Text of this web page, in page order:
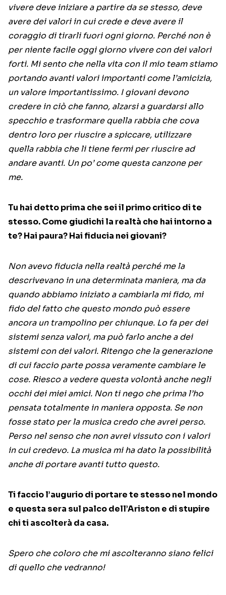
vivere deve iniziare a partire da se stesso, deve
avere dei valori in cui crede e deve avere il
coraggio di tirarli fuori ogni giorno. Perché non è
per niente facile oggi giorno vivere con dei valori
forti. Mi sento che nella vita con il mio team stiamo
portando avanti valori importanti come l’amicizia,
un valore importantissimo. I giovani devono
credere in ciò che fanno, alzarsi a guardarsi allo
specchio e trasformare quella rabbia che cova
dentro loro per riuscire a spiccare, utilizzare
quella rabbia che li tiene fermi per riuscire ad
andare avanti. Un po’ come questa canzone per
me.
Tu hai detto prima che sei il primo critico di te
stesso. Come giudichi la realtà che hai intorno a
te? Hai paura? Hai fiducia nei giovani?
Non avevo fiducia nella realtà perché me la
descrivevano in una determinata maniera, ma da
quando abbiamo iniziato a cambiarla mi fido, mi
fido del fatto che questo mondo può essere
ancora un trampolino per chiunque. Lo fa per dei
sistemi senza valori, ma può farlo anche a dei
sistemi con dei valori. Ritengo che la generazione
di cui faccio parte possa veramente cambiare le
cose. Riesco a vedere questa volontà anche negli
occhi dei miei amici. Non ti nego che prima l’ho
pensata totalmente in maniera opposta. Se non
fosse stato per la musica credo che avrei perso.
Perso nel senso che non avrei vissuto con i valori
in cui credevo. La musica mi ha dato la possibilità
anche di portare avanti tutto questo.
Ti faccio l’augurio di portare te stesso nel mondo
e questa sera sul palco dell’Ariston e di stupire
chi ti ascolterà da casa.
Spero che coloro che mi ascolteranno siano felici
di quello che vedranno!